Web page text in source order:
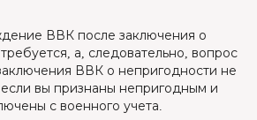
ВВК после заключения о
а, следовательно, вопрос
ВВК о непригодности не
если вы признаны непригодным и
с военного учета.